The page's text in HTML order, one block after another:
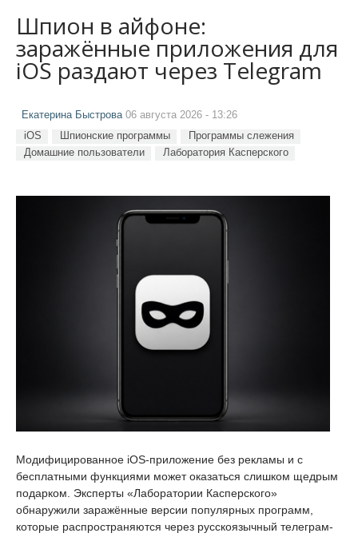
Шпион в айфоне:
заражённые приложения для
iOS раздают через Telegram
Екатерина Быстрова 06 августа 2026 - 13:26
iOS Шпионские программы
Программы слежения
Домашние пользователи
Лаборатория Касперского
Модифицированное iOS-приложение без рекламы и с
бесплатными функциями может оказаться слишком щедрым
подарком. Эксперты «Лаборатории Касперского»
обнаружили заражённые версии популярных программ,
которые распространяются через русскоязычный телеграм-